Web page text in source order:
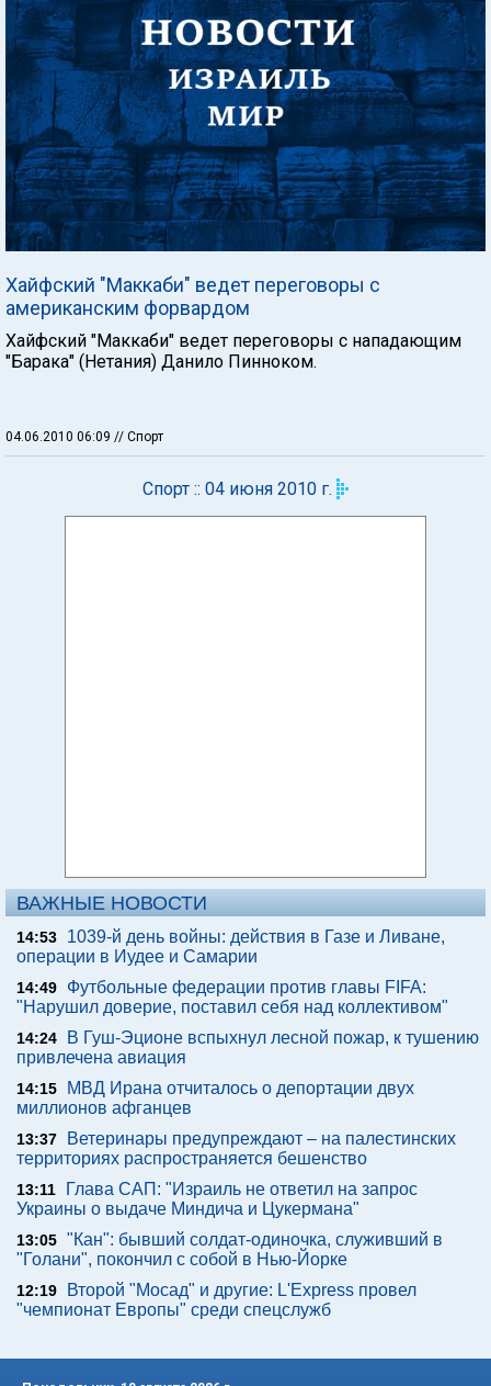
Хайфский "Маккаби" ведет переговоры с
американским форвардом
Хайфский "Маккаби" ведет переговоры с нападающим
"Барака" (Нетания) Данило Пинноком.
04.06.2010 06:09 // Спорт
Спорт :: 04 июня 2010 г.
ВАЖНЫЕ НОВОСТИ
14:53
1039-й день войны: действия в Газе и Ливане,
операции в Иудее и Самарии
14:49
Футбольные федерации против главы FIFA:
"Нарушил доверие, поставил себя над коллективом"
14:24
В Гуш-Эционе вспыхнул лесной пожар, к тушению
привлечена авиация
14:15
МВД Ирана отчиталось о депортации двух
миллионов афганцев
13:37
Ветеринары предупреждают – на палестинских
территориях распространяется бешенство
13:11
Глава САП: "Израиль не ответил на запрос
Украины о выдаче Миндича и Цукермана"
13:05 "Кан": бывший солдат-одиночка, служивший в
"Голани", покончил с собой в Нью-Йорке
12:19
Второй "Мосад" и другие: L'Express провел
"чемпионат Европы" среди спецслужб